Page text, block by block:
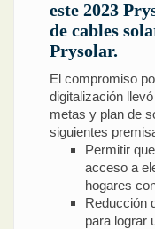
este 2023
de cables
Prysolar.
El compromiso
digitalización
metas y plan de
siguientes
Permitir
acceso a
hogares
Reducción
para lograr